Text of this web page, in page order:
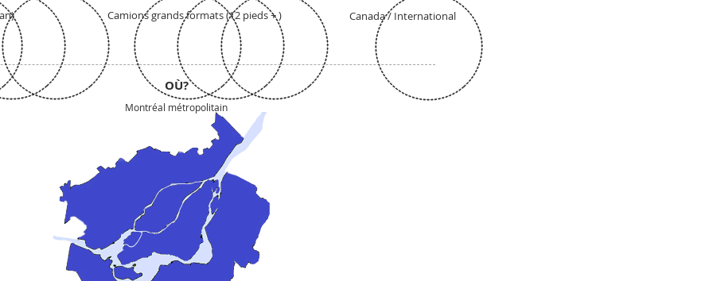
Camions grands formats (12 pieds + ) Canada / International
OÙ?
Montréal métropolitain